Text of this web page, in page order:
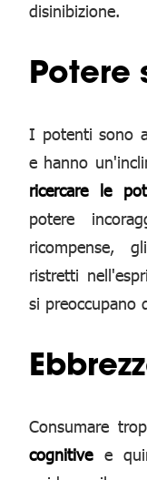
disinibizione.
Potere
I potenti sono
e hanno
ricercare le
potere
ricompense,
ristretti
si preoccupano
Consumare
cognitivee